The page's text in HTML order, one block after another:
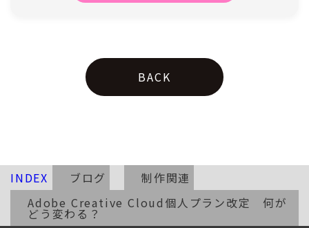
BACK
INDEX ブログ
制作関連
Adobe Creative Cloud個人プラン改定 何が
どう変わる？